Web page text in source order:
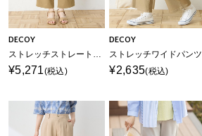
DECOY
ストレッチストレートパンツ
¥5,271(税込)
DECOY
ストレッチワイドパンツ
¥2,635(税込)